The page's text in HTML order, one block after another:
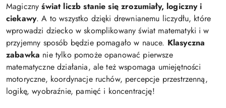
Magicznyświat liczb stanie się zrozumiały, logiczny i
ciekawy. A to wszystko dzięki drewnianemu liczydłu, które
wprowadzi dziecko w skomplikowany świat matematyki i w
przyjemny sposób będzie pomagało w nauce. Klasyczna
zabawka nie tylko pomoże opanować pierwsze
matematyczne działania, ale też wspomaga umiejętności
motoryczne, koordynacje ruchów, percepcje przestrzenną,
logikę, wyobraźnie, pamięć i koncentrację!